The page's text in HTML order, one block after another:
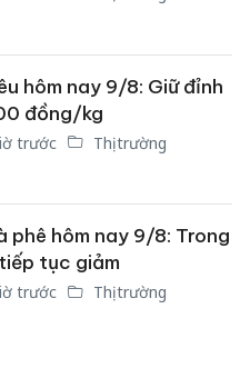
hôm nay 9/8: Giữ đỉnh
đồng/kg
trước Thị trường
phê hôm nay 9/8: Trong
tục giảm
trước Thị trường